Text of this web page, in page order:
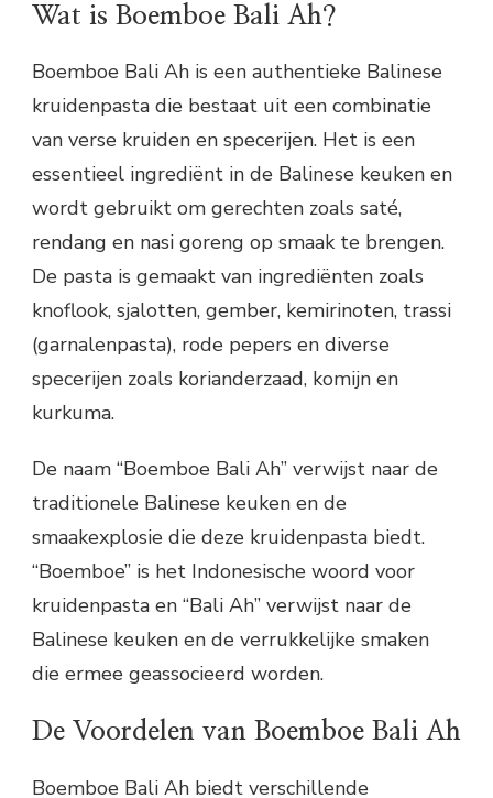
Wat is Boemboe Bali Ah?
Boemboe Bali Ah is een authentieke Balinese
kruidenpasta die bestaat uit een combinatie
van verse kruiden en specerijen. Het is een
essentieel ingrediënt in de Balinese keuken en
wordt gebruikt om gerechten zoals saté,
rendang en nasi goreng op smaak te brengen.
De pasta is gemaakt van ingrediënten zoals
knoflook, sjalotten, gember, kemirinoten, trassi
(garnalenpasta), rode pepers en diverse
specerijen zoals korianderzaad, komijn en
kurkuma.
De naam “Boemboe Bali Ah” verwijst naar de
traditionele Balinese keuken en de
smaakexplosie die deze kruidenpasta biedt.
“Boemboe” is het Indonesische woord voor
kruidenpasta en “Bali Ah” verwijst naar de
Balinese keuken en de verrukkelijke smaken
die ermee geassocieerd worden.
De Voordelen van Boemboe Bali Ah
Boemboe Bali Ah biedt verschillende